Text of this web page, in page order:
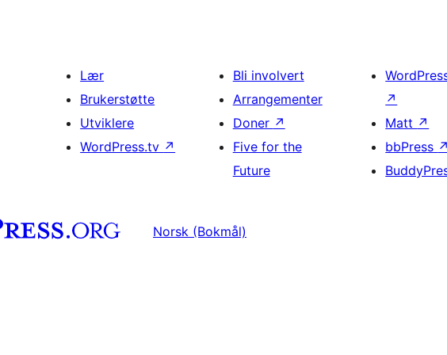
Lær
Brukerstøtte
Utviklere
WordPress.tv ↗
Bli involvert
Arrangementer
Doner ↗
Five for the
Future
↗
Matt ↗
bbPress ↗
Norsk (Bokmål)